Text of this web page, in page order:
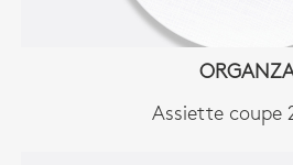
Assiette coupe